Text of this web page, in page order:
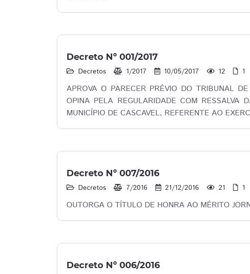
Decreto Nº 001/2017
Decretos 1/2017 10/05/2017 12 1
APROVA O PARECER PRÉVIO DO TRIBUNAL
OPINA PELA REGULARIDADE COM RESSALVA
MUNICÍPIO DE CASCAVEL, REFERENTE AO
Decreto Nº 007/2016
Decretos 7/2016 21/12/2016 21 1
OUTORGA O TÍTULO DE HONRA AO MÉRITO
Decreto Nº 006/2016